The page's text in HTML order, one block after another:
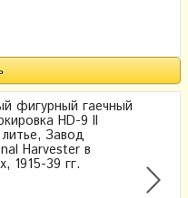
фигурный гаечный
HD-9 II
Завод
Harvester в
1915-39 гг.